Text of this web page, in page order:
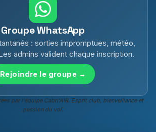
Groupe WhatsApp
: sorties impromptues, météo,
admins valident chaque inscription.
Rejoindre le groupe →
par l'équipe Cabri'AIR. Esprit club, bienveillance et
passion du vol.